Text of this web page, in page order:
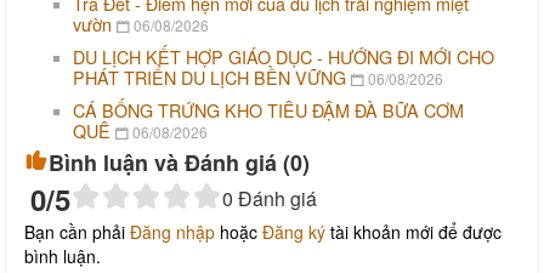
vườn
06/08/2026
DU LỊCH KẾT HỢP GIÁO DỤC - HƯỚNG ĐI MỚI CHO
PHÁT TRIỂN DU LỊCH BỀN VỮNG
06/08/2026
CÁ BỐNG TRỨNG KHO TIÊU ĐẬM ĐÀ BỮA CƠM
QUÊ
06/08/2026
Bình luận và Đánh giá (0)
0/5 0 Đánh giá
Bạn cần phải Đăng nhập hoặc Đăng ký tài khoản mới để được
bình luận.